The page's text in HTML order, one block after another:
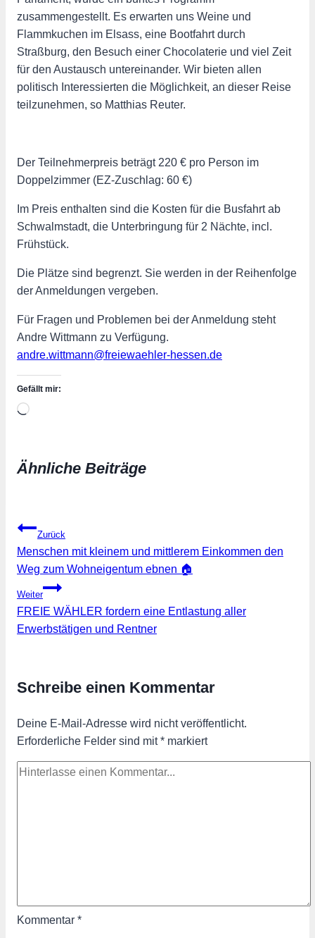
zusammengestellt. Es erwarten uns Weine und
Flammkuchen im Elsass, eine Bootfahrt durch
Straßburg, den Besuch einer Chocolaterie und viel Zeit
für den Austausch untereinander. Wir bieten allen
politisch Interessierten die Möglichkeit, an dieser Reise
teilzunehmen, so Matthias Reuter.
Der Teilnehmerpreis beträgt 220 € pro Person im
Doppelzimmer (EZ-Zuschlag: 60 €)
Im Preis enthalten sind die Kosten für die Busfahrt ab
Schwalmstadt, die Unterbringung für 2 Nächte, incl.
Frühstück.
Die Plätze sind begrenzt. Sie werden in der Reihenfolge
der Anmeldungen vergeben.
Für Fragen und Problemen bei der Anmeldung steht
Andre Wittmann zu Verfügung.
andre.wittmann@freiewaehler-hessen.de
Gefällt mir:
Wird
Ähnliche Beiträge
Beitragsnavigation
Zurück
Menschen mit kleinem und mittlerem Einkommen den
Weg zum Wohneigentum ebnen 🏠
Weiter
FREIE WÄHLER fordern eine Entlastung aller
Erwerbstätigen und Rentner
Schreibe einen Kommentar
Deine E-Mail-Adresse wird nicht veröffentlicht.
Erforderliche Felder sind mit* markiert
Kommentar *